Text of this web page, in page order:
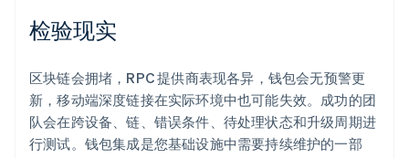
检验现实
区块链会拥堵，RPC 提供商表现各异，钱包会无预警更
新，移动端深度链接在实际环境中也可能失效。成功的团
队会在跨设备、链、错误条件、待处理状态和升级周期进
行测试。钱包集成是您基础设施中需要持续维护的一部